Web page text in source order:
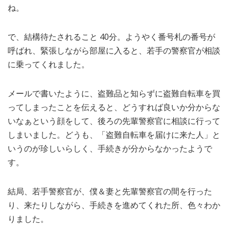
ね。
で、結構待たされること 40分。ようやく番号札の番号が
呼ばれ、緊張しながら部屋に入ると、若手の警察官が相談
に乗ってくれました。
メールで書いたように、盗難品と知らずに盗難自転車を買
ってしまったことを伝えると、どうすれば良いか分からな
いなぁという顔をして、後ろの先輩警察官に相談に行って
しまいました。どうも、「盗難自転車を届けに来た人」と
いうのが珍しいらしく、手続きが分からなかったようで
す。
結局、若手警察官が、僕＆妻と先輩警察官の間を行った
り、来たりしながら、手続きを進めてくれた所、色々わか
りました。